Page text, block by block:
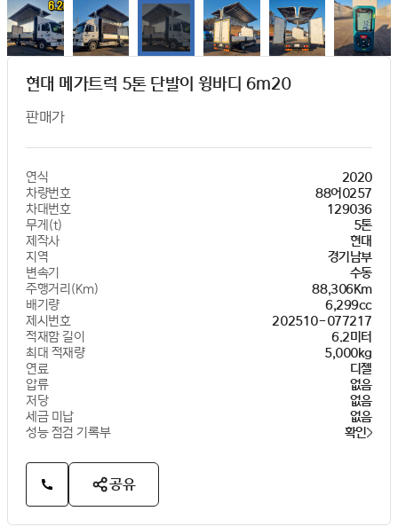
현대 메가트럭 5톤 단발이 윙바디 6m20
판매가
연식
2020
차량번호
88어0257
차대번호
129036
무게(t)
5톤
제작사
현대
지역
경기남부
변속기
수동
주행거리(Km)
88,306Km
배기량
6,299cc
제시번호
202510-077217
적재함 길이
6.2미터
최대 적재량
5,000kg
연료
디젤
압류
없음
저당
없음
세금 미납
없음
성능 점검 기록부
확인
공유